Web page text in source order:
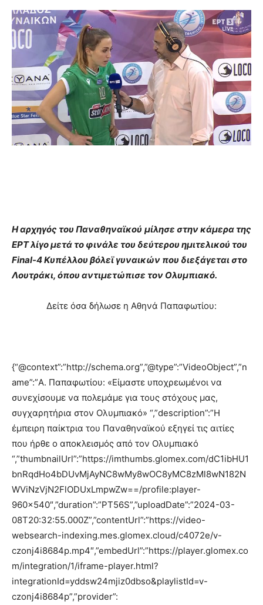
Η αρχηγός του Παναθηναϊκού μίλησε στην κάμερα της
ΕΡΤ λίγο μετά το φινάλε του δεύτερου ημιτελικού του
Final-4 Κυπέλλου βόλεϊ γυναικών που διεξάγεται στο
Λουτράκι, όπου αντιμετώπισε τον Ολυμπιακό.
Δείτε όσα δήλωσε η Αθηνά Παπαφωτίου:
{“@context”:”http://schema.org”,”@type”:”VideoObject”,”n
ame”:”Α. Παπαφωτίου: «Είμαστε υποχρεωμένοι να
συνεχίσουμε να πολεμάμε για τους στόχους μας,
συγχαρητήρια στον Ολυμπιακό» “,”description”:”Η
έμπειρη παίκτρια του Παναθηναϊκού εξηγεί τις αιτίες
που ήρθε ο αποκλεισμός από τον Ολυμπιακό
“,”thumbnailUrl”:”https://imthumbs.glomex.com/dC1ibHU1
bnRqdHo4bDUvMjAyNC8wMy8wOC8yMC8zMl8wN182N
WViNzVjN2FlODUxLmpwZw==/profile:player-
960×540″,”duration”:”PT56S”,”uploadDate”:”2024-03-
08T20:32:55.000Z”,”contentUrl”:”https://video-
websearch-indexing.mes.glomex.cloud/c4072e/v-
czonj4i8684p.mp4″,”embedUrl”:”https://player.glomex.co
m/integration/1/iframe-player.html?
integrationId=yddsw24mjiz0dbso&playlistId=v-
czonj4i8684p”,”provider”: